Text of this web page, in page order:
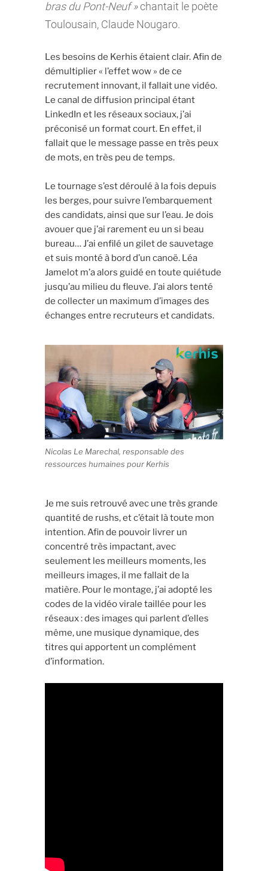
bras du Pont-Neuf »chantait le poète
Toulousain, Claude Nougaro.
Les besoins de Kerhis étaient clair. Afin de
démultiplier « l’effet wow » de ce
recrutement innovant, il fallait une vidéo.
Le canal de diffusion principal étant
LinkedIn et les réseaux sociaux, j’ai
préconisé un format court. En effet, il
fallait que le message passe en très peux
de mots, en très peu de temps.
Le tournage s’est déroulé à la fois depuis
les berges, pour suivre l’embarquement
des candidats, ainsi que sur l’eau. Je dois
avouer que j’ai rarement eu un si beau
bureau… J’ai enfilé un gilet de sauvetage
et suis monté à bord d’un canoë. Léa
Jamelot m’a alors guidé en toute quiétude
jusqu’au milieu du fleuve. J’ai alors tenté
de collecter un maximum d’images des
échanges entre recruteurs et candidats.
Nicolas Le Marechal, responsable des
ressources humaines pour Kerhis
Je me suis retrouvé avec une très grande
quantité de rushs, et c’était là toute mon
intention. Afin de pouvoir livrer un
concentré très impactant, avec
seulement les meilleurs moments, les
meilleurs images, il me fallait de la
matière. Pour le montage, j’ai adopté les
codes de la vidéo virale taillée pour les
réseaux : des images qui parlent d’elles
même, une musique dynamique, des
titres qui apportent un complément
d’information.